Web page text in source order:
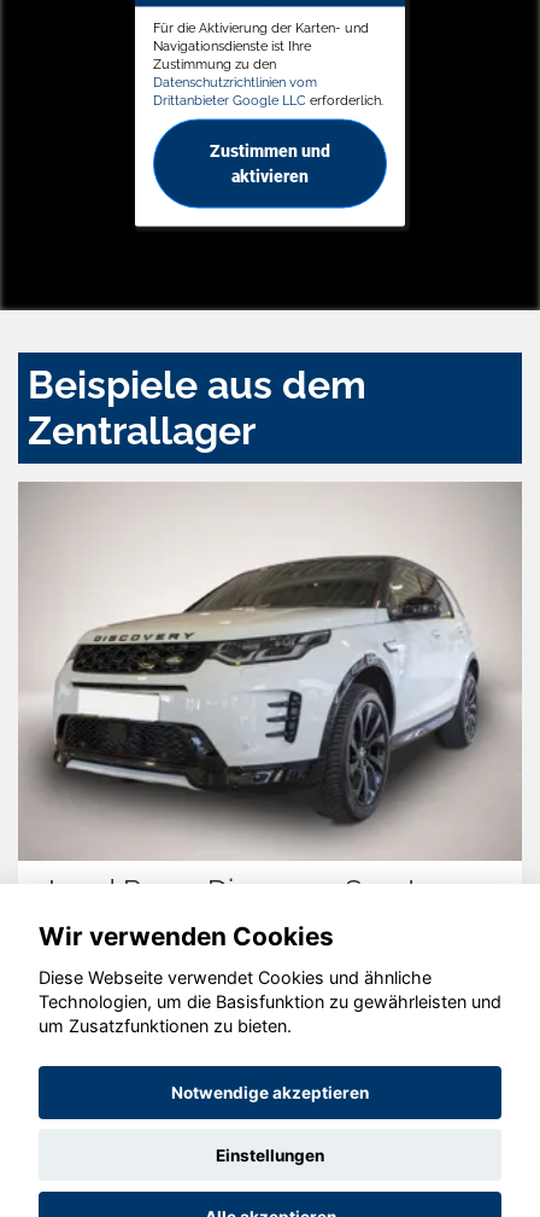
Für die Aktivierung der Karten- und
Navigationsdienste ist Ihre
Zustimmung zu den
Datenschutzrichtlinien vom
Drittanbieter Google LLC erforderlich.
Zustimmen und
aktivieren
Beispiele aus dem
Zentrallager
Land Rover Discovery Sport
© konjunkturmotor.de GmbH 2020 - 2026
Wir verwenden Cookies
Diese Webseite verwendet Cookies und ähnliche
Technologien, um die Basisfunktion zu gewährleisten und
um Zusatzfunktionen zu bieten.
Notwendige akzeptieren
Einstellungen